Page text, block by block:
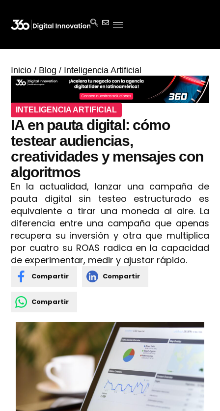
Inicio / Blog / Inteligencia Artificial
INTELIGENCIA ARTIFICIAL
IA en pauta digital: cómo
testear audiencias,
creatividades y mensajes con
algoritmos
En la actualidad, lanzar una campaña de
pauta digital sin testeo estructurado es
equivalente a tirar una moneda al aire. La
diferencia entre una campaña que apenas
recupera su inversión y otra que multiplica
por cuatro su ROAS radica en la capacidad
de experimentar, medir y ajustar rápido.
Compartir Compartir
Compartir